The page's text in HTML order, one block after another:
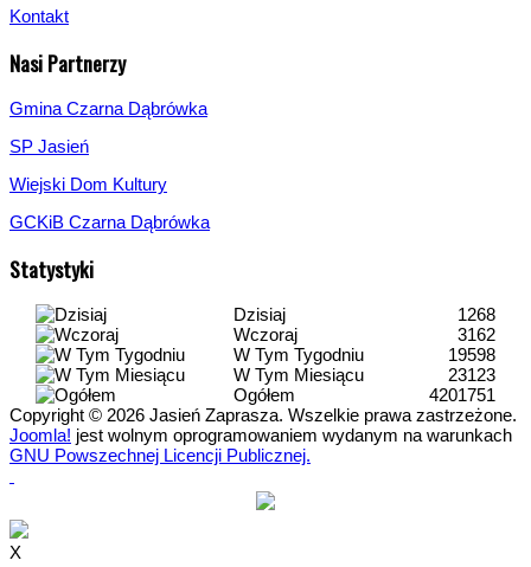
Kontakt
Nasi Partnerzy
Gmina Czarna Dąbrówka
SP Jasień
Wiejski Dom Kultury
GCKiB Czarna Dąbrówka
Statystyki
Dzisiaj
1268
Wczoraj
3162
W Tym Tygodniu
19598
W Tym Miesiącu
23123
Ogółem
4201751
Copyright © 2026 Jasień Zaprasza. Wszelkie prawa zastrzeżone.
Joomla! jest wolnym oprogramowaniem wydanym na warunkach
GNU Powszechnej Licencji Publicznej.
X